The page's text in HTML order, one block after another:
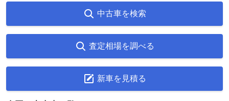
中古車を検索
査定相場を調べる
新車を見積る